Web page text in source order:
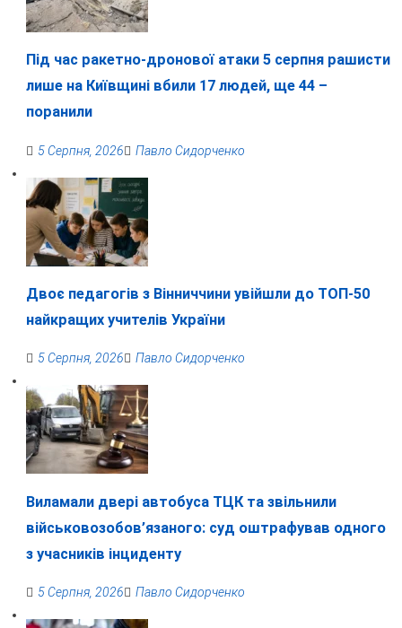
Під час ракетно-дронової атаки 5 серпня рашисти
лише на Київщині вбили 17 людей, ще 44 –
поранили
5 Серпня, 2026 Павло Сидорченко
Двоє педагогів з Вінниччини увійшли до ТОП-50
найкращих учителів України
5 Серпня, 2026 Павло Сидорченко
Виламали двері автобуса ТЦК та звільнили
військовозобов’язаного: суд оштрафував одного
з учасників інциденту
5 Серпня, 2026 Павло Сидорченко